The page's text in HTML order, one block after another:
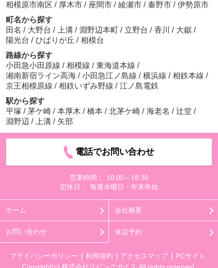
相模原市南区 / 厚木市 / 座間市 / 綾瀬市 / 秦野市 / 伊勢原市
町名から探す
田名 / 大野台 / 上溝 / 淵野辺本町 / 立野台 / 香川 / 大鋸 /
陽光台 / ひばりが丘 / 相模台
路線から探す
小田急小田原線 / 相模線 / 東海道本線 /
湘南新宿ライン高海 / 小田急江ノ島線 / 横浜線 / 相鉄本線 /
京王相模原線 / 相鉄いずみ野線 / 江ノ島電鉄
駅から探す
平塚 / 茅ケ崎 / 本厚木 / 橋本 / 北茅ケ崎 / 海老名 / 辻堂 /
淵野辺 / 上溝 / 矢部
電話でお問い合わせ
営業時間：
10:00～18:30
定休日：
毎週水曜日・年末年始
ホーム 会社概要
お問い合わせ 来店予約
プライバシーポリシー 利用規約 アクセスマップ
PCサイト